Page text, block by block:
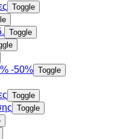
Toggle
Toggle
-50% Toggle
Toggle
Toggle